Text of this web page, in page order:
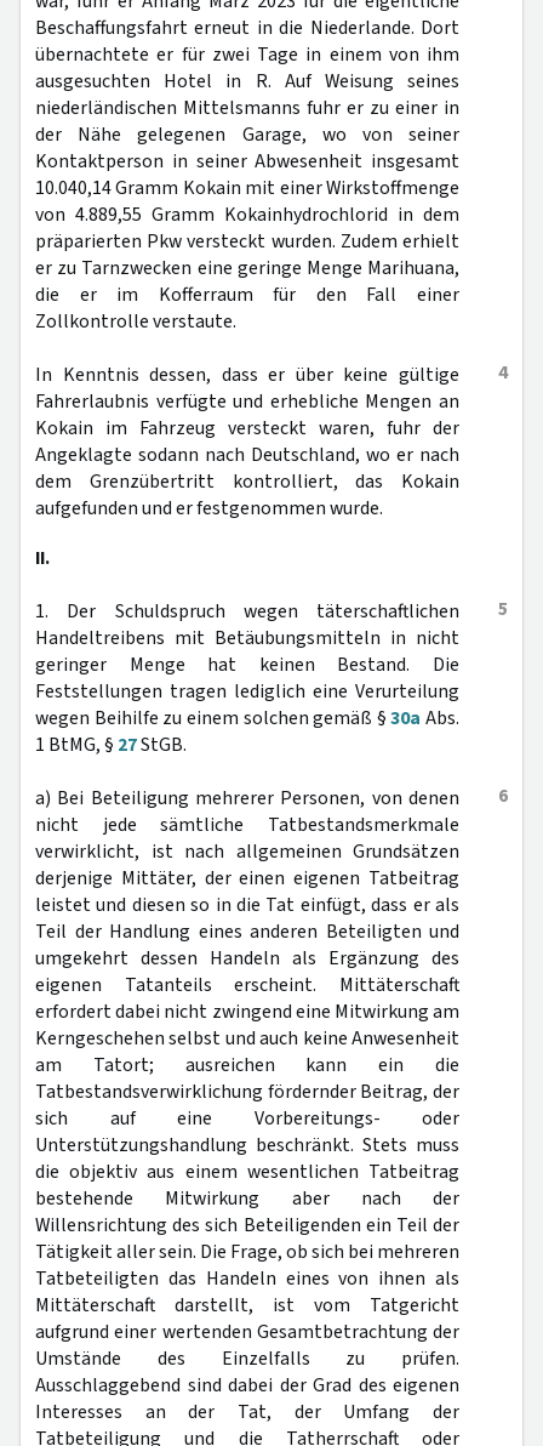
Beschaffungsfahrt erneut in die Niederlande. Dort
übernachtete er für zwei Tage in einem von ihm
ausgesuchten Hotel in R. Auf Weisung seines
niederländischen Mittelsmanns fuhr er zu einer in
der Nähe gelegenen Garage, wo von seiner
Kontaktperson in seiner Abwesenheit insgesamt
10.040,14 Gramm Kokain mit einer Wirkstoffmenge
von 4.889,55 Gramm Kokainhydrochlorid in dem
präparierten Pkw versteckt wurden. Zudem erhielt
er zu Tarnzwecken eine geringe Menge Marihuana,
die er im Kofferraum für den Fall einer
Zollkontrolle verstaute.
4
In Kenntnis dessen, dass er über keine gültige
Fahrerlaubnis verfügte und erhebliche Mengen an
Kokain im Fahrzeug versteckt waren, fuhr der
Angeklagte sodann nach Deutschland, wo er nach
dem Grenzübertritt kontrolliert, das Kokain
aufgefunden und er festgenommen wurde.
II.
5
1. Der Schuldspruch wegen täterschaftlichen
Handeltreibens mit Betäubungsmitteln in nicht
geringer Menge hat keinen Bestand. Die
Feststellungen tragen lediglich eine Verurteilung
wegen Beihilfe zu einem solchen gemäß §30a Abs.
1 BtMG, § 27StGB.
6
a) Bei Beteiligung mehrerer Personen, von denen
nicht jede sämtliche Tatbestandsmerkmale
verwirklicht, ist nach allgemeinen Grundsätzen
derjenige Mittäter, der einen eigenen Tatbeitrag
leistet und diesen so in die Tat einfügt, dass er als
Teil der Handlung eines anderen Beteiligten und
umgekehrt dessen Handeln als Ergänzung des
eigenen Tatanteils erscheint. Mittäterschaft
erfordert dabei nicht zwingend eine Mitwirkung am
Kerngeschehen selbst und auch keine Anwesenheit
am Tatort; ausreichen kann ein die
Tatbestandsverwirklichung fördernder Beitrag, der
sich auf eine Vorbereitungs- oder
Unterstützungshandlung beschränkt. Stets muss
die objektiv aus einem wesentlichen Tatbeitrag
bestehende Mitwirkung aber nach der
Willensrichtung des sich Beteiligenden ein Teil der
Tätigkeit aller sein. Die Frage, ob sich bei mehreren
Tatbeteiligten das Handeln eines von ihnen als
Mittäterschaft darstellt, ist vom Tatgericht
aufgrund einer wertenden Gesamtbetrachtung der
Umstände des Einzelfalls zu prüfen.
Ausschlaggebend sind dabei der Grad des eigenen
Interesses an der Tat, der Umfang der
Tatbeteiligung und die Tatherrschaft oder